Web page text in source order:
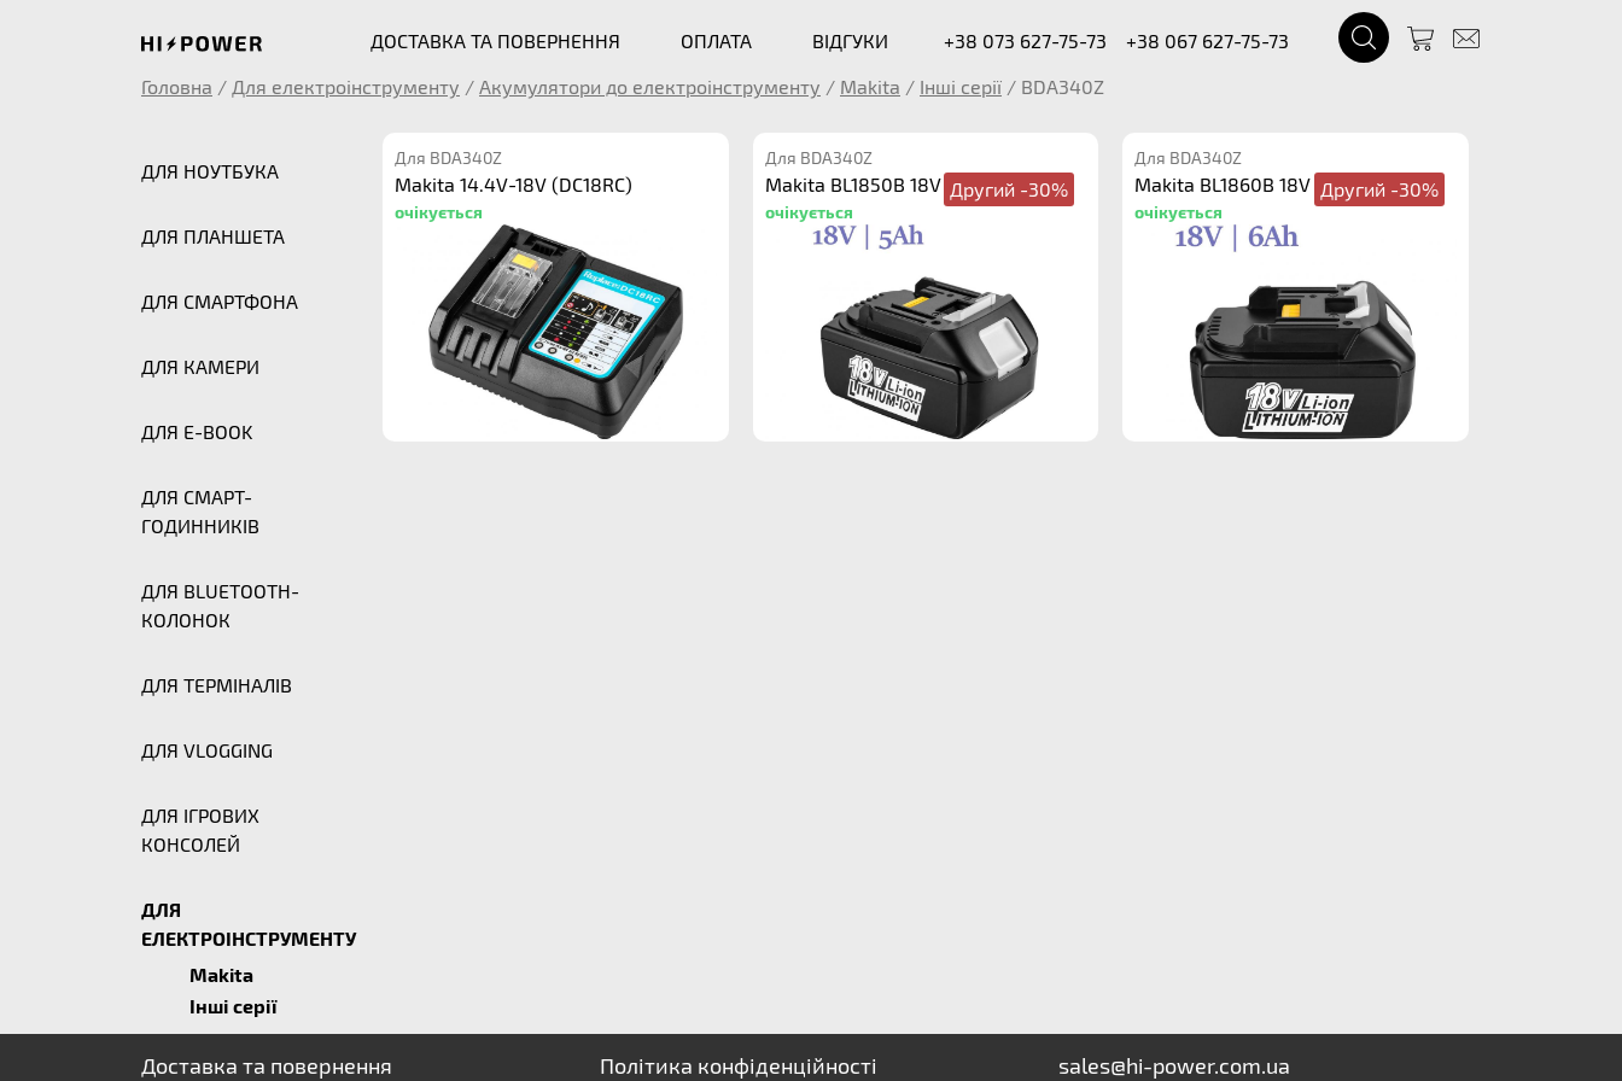
ДОСТАВКА ТА ПОВЕРНЕННЯ ОПЛАТА ВІДГУКИ +38 073 627-75-73
+38 067 627-75-73
Головна / Для електроінструменту / Акумулятори до електроінструменту / Makita / Інші серії / BDA340Z
ДЛЯ НОУТБУКА
ДЛЯ ПЛАНШЕТА
ДЛЯ СМАРТФОНА
ДЛЯ КАМЕРИ
ДЛЯ E-BOOK
ДЛЯ СМАРТ-
ГОДИННИКІВ
ДЛЯ BLUETOOTH-
КОЛОНОК
ДЛЯ ТЕРМІНАЛІВ
ДЛЯ VLOGGING
ДЛЯ ІГРОВИХ
КОНСОЛЕЙ
ДЛЯ
ЕЛЕКТРОІНСТРУМЕНТУ
Makita
Інші серії
Для BDA340Z
Makita 14.4V-18V (DC18RC)
очікується
Для BDA340Z
Makita BL1850B 18V 5.0Ah
очікується
Другий -30%
Для BDA340Z
Makita BL1860B 18V 6.0Ah
очікується
Другий -30%
Доставка та повернення Політика конфіденційності sales@hi-power.com.ua